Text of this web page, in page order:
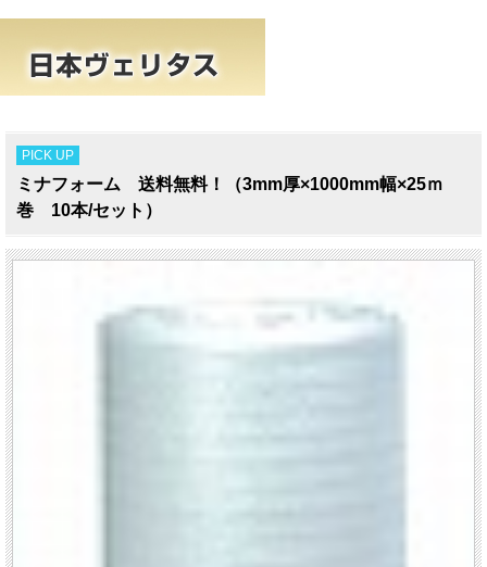
PICK UP
ミナフォーム 送料無料！（3mm厚×1000mm幅×25ｍ
巻 10本/セット）